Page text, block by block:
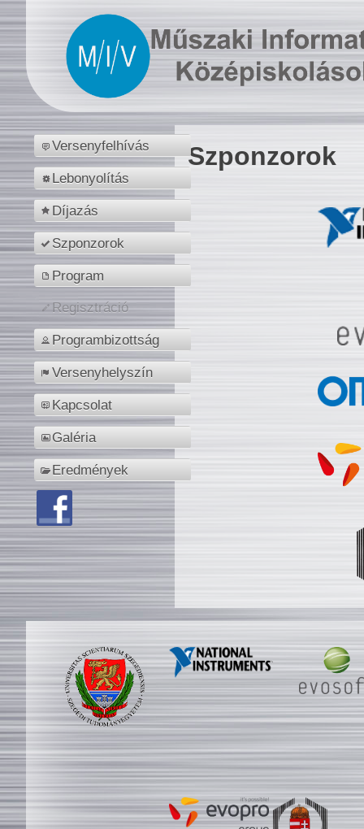
Versenyfelhívás
Lebonyolítás
Díjazás
Szponzorok
Program
Regisztráció
Programbizottság
Versenyhelyszín
Kapcsolat
Galéria
Eredmények
Szponzorok